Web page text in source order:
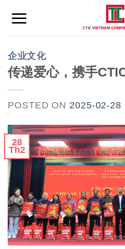
企业文化
传递爱心，携手
POSTED ON 2025-02-28
28
Th2